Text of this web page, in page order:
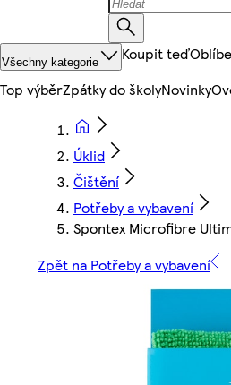
Všechny kategorie Koupit teď
Top výběrZpátky do školyNovinky
Úklid
Čištění
Potřeby a vybavení
Spontex Microfibre
Zpět na Potřeby a vybavení